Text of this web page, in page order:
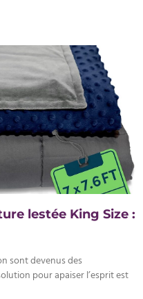
lestée King Size :
sont devenus des
pour apaiser l’esprit est